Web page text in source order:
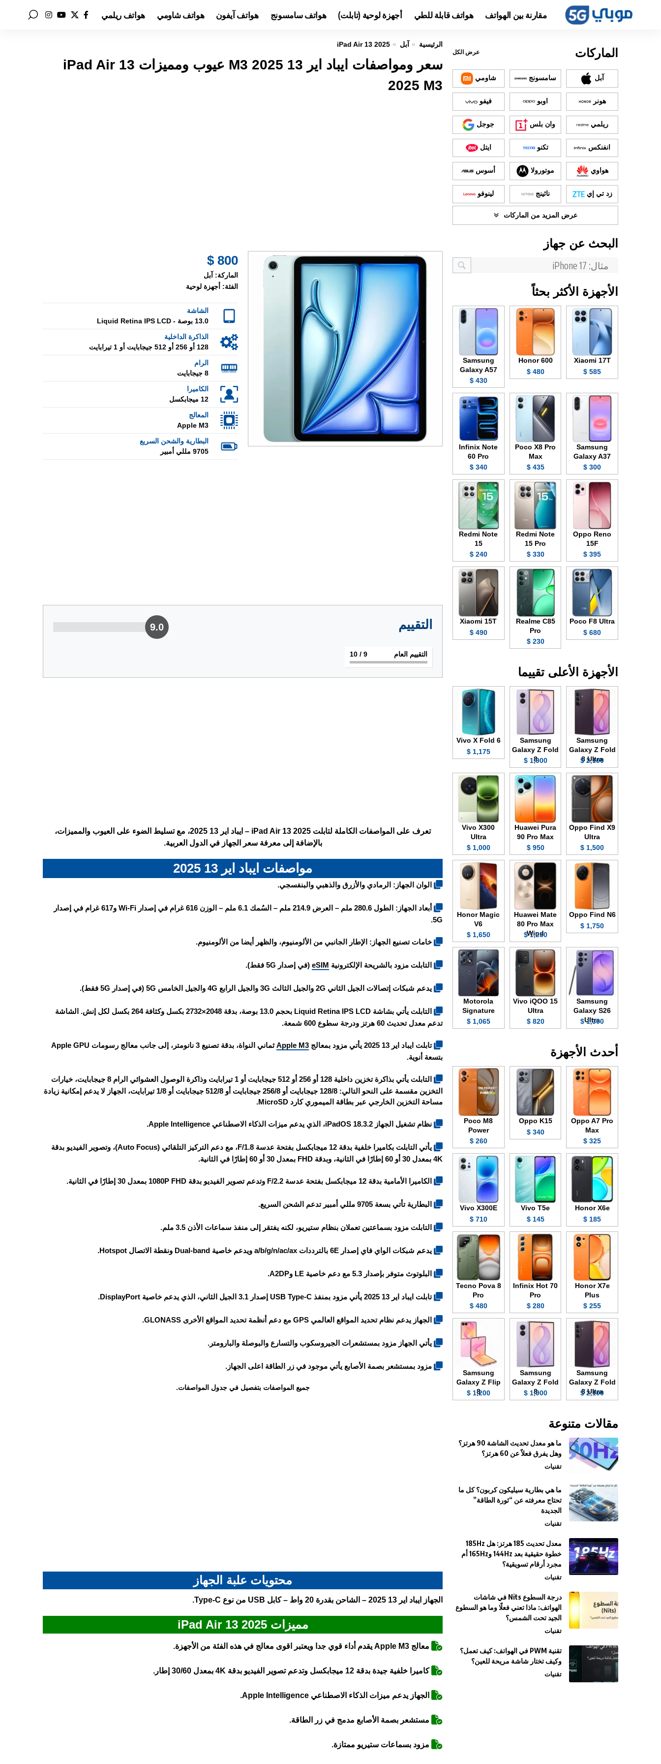
مقارنة بين الهواتف هواتف قابلة للطي أجهزة لوحية (تابلت) هواتف سامسونج هواتف آيفون هواتف شاومي هواتف ريلمي
الرئيسية آبل iPad Air 13 2025
سعر ومواصفات ايباد اير 13 2025 M3 عيوب ومميزات iPad Air 13
2025 M3
800 $
الماركة: آبل
الفئة: أجهزة لوحية
الشاشة
13.0 بوصة - Liquid Retina IPS LCD
الذاكرة الداخلية
128 أو 256 أو 512 جيجابايت أو 1 تيرابايت
الرام
8 جيجابايت
الكاميرا
12 ميجابكسل
المعالج
Apple M3
البطارية والشحن السريع
9705 مللي أمبير
التقييم 9.0
التقييم العام 9
/ 10
تعرف على المواصفات الكاملة لتابلت iPad Air 13 2025 – ايباد اير 13 2025، مع تسليط الضوء على العيوب والمميزات،
بالإضافة إلى معرفة سعر الجهاز في الدول العربية.
مواصفات ايباد اير 13 2025
الوان الجهاز: الرمادي والأزرق والذهبي والبنفسجي.
أبعاد الجهاز: الطول 280.6 ملم – العرض 214.9 ملم – السُمك 6.1 ملم – الوزن 616 غرام في إصدار Wi-Fi و617 غرام في إصدار
5G.
خامات تصنيع الجهاز: الإطار الجانبي من الألومنيوم، والظهر أيضا من الألومنيوم.
التابلت مزود بالشريحة الإلكترونية eSIM (في إصدار 5G فقط).
يدعم شبكات إتصالات الجيل الثاني 2G والجيل الثالث 3G والجيل الرابع 4G والجيل الخامس 5G (في إصدار 5G فقط).
التابلت يأتي بشاشة Liquid Retina IPS LCD بحجم 13.0 بوصة، بدقة 2048×2732 بكسل وكثافة 264 بكسل لكل إنش. الشاشة
تدعم معدل تحديث 60 هرتز ودرجة سطوع 600 شمعة.
تابلت ايباد اير 13 2025 يأتي مزود بمعالج Apple M3
ثماني النواة، بدقة تصنيع 3 نانومتر، إلى جانب معالج رسومات Apple GPU
بتسعة أنوية.
التابلت يأتي بذاكرة تخزين داخلية 128 أو 256 أو 512 جيجابايت أو 1 تيرابايت وذاكرة الوصول العشوائي الرام 8 جيجابايت، خيارات
التخزين مقسمة على النحو التالي: 128/8 جيجابايت أو 256/8 جيجابايت أو 512/8 جيجابايت أو 1/8 تيرابايت، الجهاز لا يدعم إمكانية زيادة
مساحة التخزين الخارجي عبر بطاقة الميموري كارد MicroSD.
نظام تشغيل الجهاز iPadOS 18.3.2، الذي يدعم ميزات الذكاء الاصطناعي Apple Intelligence.
يأتي التابلت بكاميرا خلفية بدقة 12 ميجابكسل بفتحة عدسة F/1.8، مع دعم التركيز التلقائي (Auto Focus)، وتصوير الفيديو بدقة
4K بمعدل 30 أو 60 إطارًا في الثانية، وبدقة FHD بمعدل 30 أو 60 إطارًا في الثانية.
الكاميرا الأمامية بدقة 12 ميجابكسل بفتحة عدسة F/2.2 وتدعم تصوير الفيديو بدقة 1080P FHD بمعدل 30 إطارًا في الثانية.
البطارية تأتي بسعة 9705 مللي أمبير تدعم الشحن السريع.
التابلت مزود بسماعتين تعملان بنظام ستيريو، لكنه يفتقر إلى منفذ سماعات الأذن 3.5 ملم.
يدعم شبكات الواي فاي إصدار 6E بالترددات a/b/g/n/ac/ax ويدعم خاصية Dual-band ونقطة الاتصال Hotspot.
البلوتوث متوفر بإصدار 5.3 مع دعم خاصية LE وA2DP.
تابلت ايباد اير 13 2025 يأتي مزود بمنفذ USB Type-C إصدار 3.1 الجيل الثاني، الذي يدعم خاصية DisplayPort.
الجهاز يدعم نظام تحديد المواقع العالمي GPS مع دعم أنظمة تحديد المواقع الأخرى GLONASS.
يأتي الجهاز مزود بمستشعرات الجيروسكوب والتسارع والبوصلة والبارومتر.
مزود بمستشعر بصمة الأصابع يأتي موجود في زر الطاقة اعلى الجهاز.
جميع المواصفات بتفصيل في جدول المواصفات.
محتويات علبة الجهاز
الجهاز ايباد اير 13 2025 – الشاحن بقدرة 20 واط – كابل USB من نوع Type-C.
مميزات iPad Air 13 2025
معالج Apple M3 يقدم أداء قوي جدا ويعتبر اقوى معالج في هذه الفئة من الأجهزة.
كاميرا خلفية جيدة بدقة 12 ميجابكسل وتدعم تصوير الفيديو بدقة 4K بمعدل 30/60 إطار.
الجهاز يدعم ميزات الذكاء الاصطناعي Apple Intelligence.
مستشعر بصمة الأصابع مدمج في زر الطاقة.
مزود بسماعات ستيريو ممتازة.
الماركات عرض الكل
آبل سامسونج شاومي
هونر اوبو فيفو
ريلمي وان بلس جوجل
انفنكس تكنو ايتل
هواوي موتورولا أسوس
زد تي إي ناثينج لينوفو
عرض المزيد من الماركات
البحث عن جهاز
الأجهزة الأكثر بحثاً
Xiaomi 17T
585 $
Honor 600
480 $
Samsung
Galaxy A57
430 $
Samsung
Galaxy A37
300 $
Poco X8 Pro
Max
435 $
Infinix Note
60 Pro
340 $
Oppo Reno
15F
395 $
Redmi Note
15 Pro
330 $
Redmi Note
15
240 $
Poco F8 Ultra
680 $
Realme C85
Pro
230 $
Xiaomi 15T
490 $
الأجهزة الأعلى تقييما
Samsung
Galaxy Z Fold
8 Ultra
2,100 $
Samsung
Galaxy Z Fold
8
1,900 $
Vivo X Fold 6
1,175 $
Oppo Find X9
Ultra
1,500 $
Huawei Pura
90 Pro Max
950 $
Vivo X300
Ultra
1,000 $
Oppo Find N6
1,750 $
Huawei Mate
80 Pro Max
Wind
1,250 $
Honor Magic
V6
1,650 $
Samsung
Galaxy S26
Ultra
1,300 $
Vivo iQOO 15
Ultra
820 $
Motorola
Signature
1,065 $
أحدث الأجهزة
Oppo A7 Pro
Max
325 $
Oppo K15
340 $
Poco M8
Power
260 $
Honor X6e
185 $
Vivo T5e
145 $
Vivo X300E
710 $
Honor X7e
Plus
255 $
Infinix Hot 70
Pro
280 $
Tecno Pova 8
Pro
480 $
Samsung
Galaxy Z Fold
8 Ultra
2,100 $
Samsung
Galaxy Z Fold
8
1,900 $
Samsung
Galaxy Z Flip
8
1,200 $
مقالات متنوعة
ما هو معدل تحديث الشاشة 90 هرتز؟
وهل يفرق فعلاً عن 60 هرتز؟
تقنيات
ما هي بطارية سيليكون كربون؟ كل ما
تحتاج معرفته عن “ثورة الطاقة”
الجديدة
تقنيات
معدل تحديث 185 هرتز: هل 185Hz
خطوة حقيقية بعد 144Hz و165Hz أم
مجرد أرقام تسويقية؟
تقنيات
درجة السطوع Nits في شاشات
الهواتف: ماذا تعني فعلًا وما هو السطوع
الجيد تحت الشمس؟
تقنيات
تقنية PWM في الهواتف: كيف تعمل؟
وكيف تختار شاشة مريحة للعين؟
تقنيات